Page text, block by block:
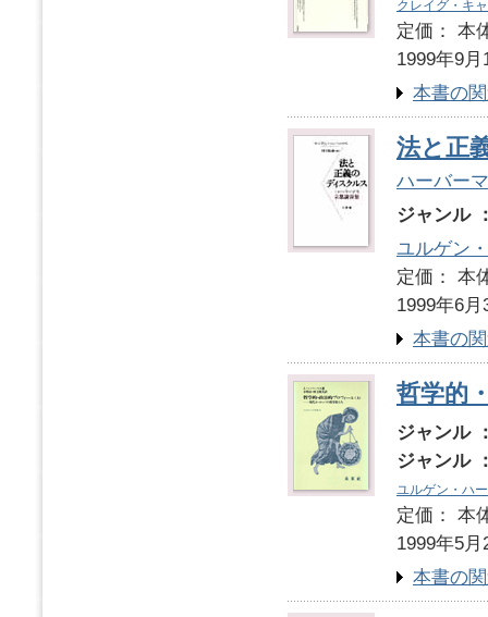
クレイグ・キ
定価：
1999年9月
本書の
法と正
ハーバー
ジャンル
ユルゲン
定価：
1999年6月
本書の
哲学的
ジャンル
ジャンル
ユルゲン・ハ
定価：
1999年5月
本書の